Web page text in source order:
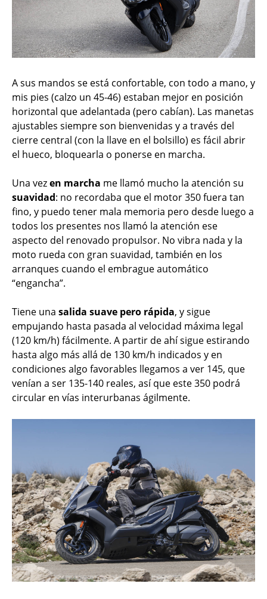
A sus mandos se está confortable, con todo a mano, y
mis pies (calzo un 45-46) estaban mejor en posición
horizontal que adelantada (pero cabían). Las manetas
ajustables siempre son bienvenidas y a través del
cierre central (con la llave en el bolsillo) es fácil abrir
el hueco, bloquearla o ponerse en marcha.
Una vezen marcha me llamó mucho la atención su
suavidad: no recordaba que el motor 350 fuera tan
fino, y puedo tener mala memoria pero desde luego a
todos los presentes nos llamó la atención ese
aspecto del renovado propulsor. No vibra nada y la
moto rueda con gran suavidad, también en los
arranques cuando el embrague automático
“engancha”.
Tiene una salida suave pero rápida, y sigue
empujando hasta pasada al velocidad máxima legal
(120 km/h) fácilmente. A partir de ahí sigue estirando
hasta algo más allá de 130 km/h indicados y en
condiciones algo favorables llegamos a ver 145, que
venían a ser 135-140 reales, así que este 350 podrá
circular en vías interurbanas ágilmente.